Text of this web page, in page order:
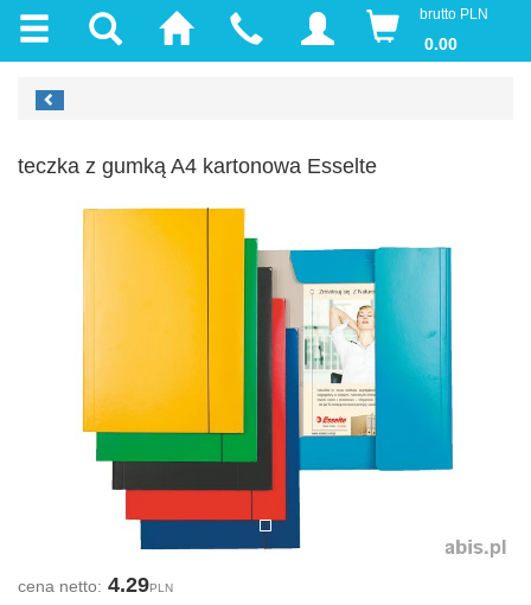
brutto PLN
0.00
teczka z gumką A4 kartonowa Esselte
cena netto: 4.29PLN